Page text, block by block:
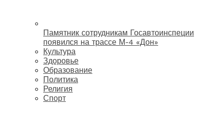
Памятник сотрудникам Госавтоинспеции
появился на трассе М-4 «Дон»
Культура
Здоровье
Образование
Политика
Религия
Спорт